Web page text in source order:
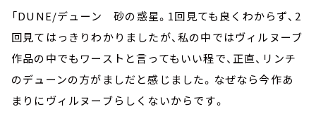
「DUNE/デューン 砂の惑星。1回見ても良くわからず、2
回見てはっきりわかりましたが、私の中ではヴィルヌーブ
作品の中でもワーストと言ってもいい程で、正直、リンチ
のデューンの方がましだと感じました。なぜなら今作あ
まりにヴィルヌーブらしくないからです。